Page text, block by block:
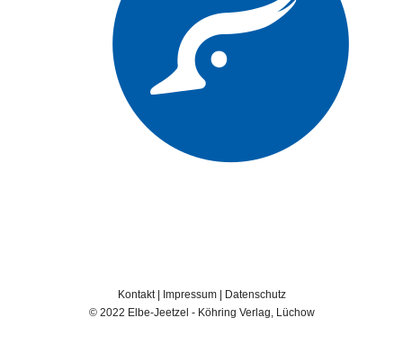
Kontakt| Impressum|
Datenschutz
© 2022 Elbe-Jeetzel - Köhring Verlag, Lüchow